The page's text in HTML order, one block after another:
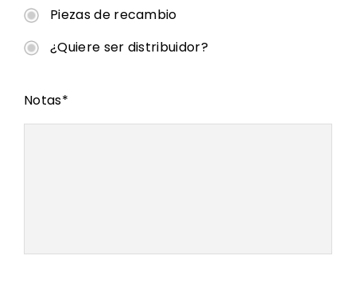
Piezas de recambio
¿Quiere ser distribuidor?
Notas*